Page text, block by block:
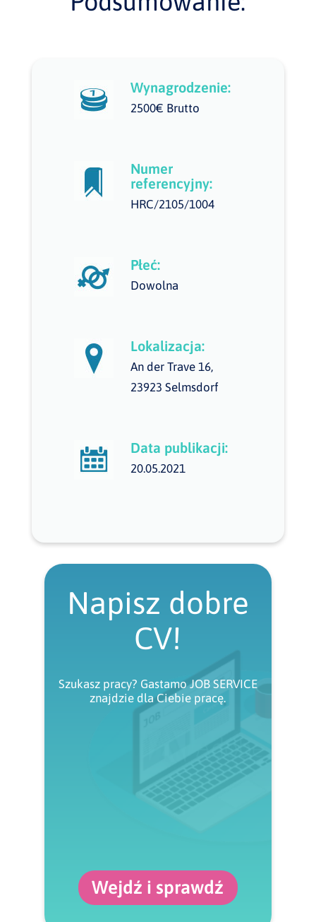
Wynagrodzenie:
2500€ Brutto
Numer
referencyjny:
HRC/2105/1004
Płeć:
Dowolna
Lokalizacja:
An der Trave 16,
23923 Selmsdorf
Data publikacji:
20.05.2021
Napisz dobre
CV!
Szukasz pracy? Gastamo JOB SERVICE
znajdzie dla Ciebie pracę.
Wejdź i sprawdź